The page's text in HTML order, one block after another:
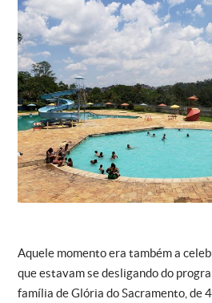
Aquele momento era também a
que estavam se desligando do
família de Glória do Sacramento, de